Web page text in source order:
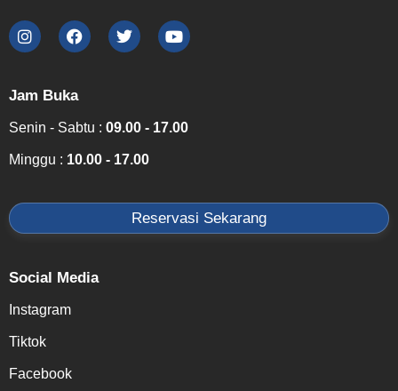
Jam Buka
Senin - Sabtu : 09.00 - 17.00
Minggu : 10.00 - 17.00
Reservasi Sekarang
Social Media
Instagram
Tiktok
Facebook